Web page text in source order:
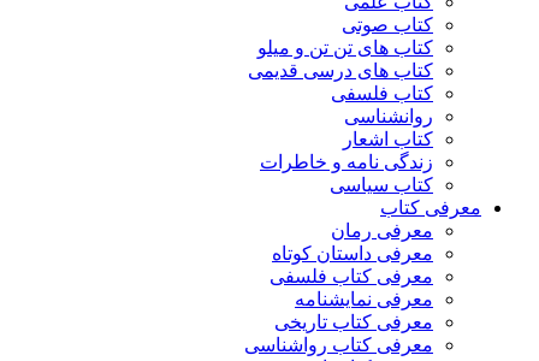
کتاب صوتی
کتاب های تن تن و میلو
کتاب های درسی قدیمی
کتاب فلسفی
روانشناسی
کتاب اشعار
زندگی نامه و خاطرات
کتاب سیاسی
معرفی کتاب
معرفی رمان
معرفی داستان کوتاه
معرفی کتاب فلسفی
معرفی نمایشنامه
معرفی کتاب تاریخی
معرفی کتاب رواشناسی